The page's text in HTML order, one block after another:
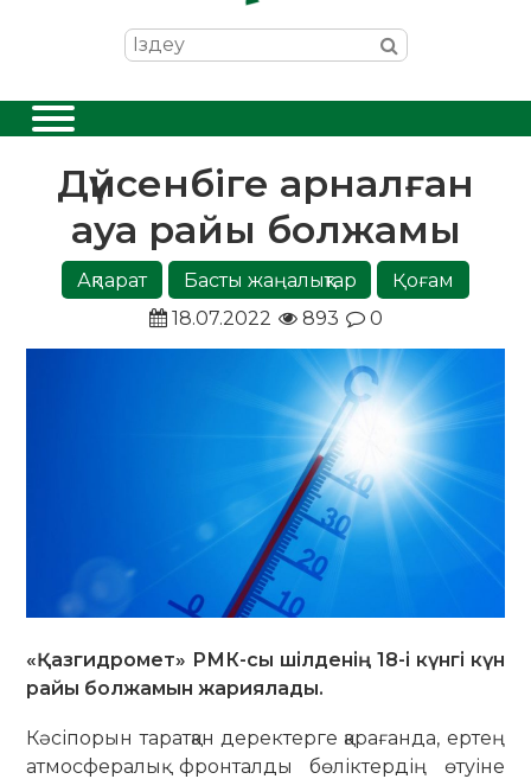
Дүйсенбіге арналған
ауа райы болжамы
Ақпарат Басты жаңалықтар
Қоғам
18.07.2022
893 0
«Қазгидромет» РМК-сы шілденің 18-і күнгі күн
райы болжамын жариялады.
Кәсіпорын таратқан деректерге қарағанда, ертең
атмосфералық фронталды бөліктердің өтуіне